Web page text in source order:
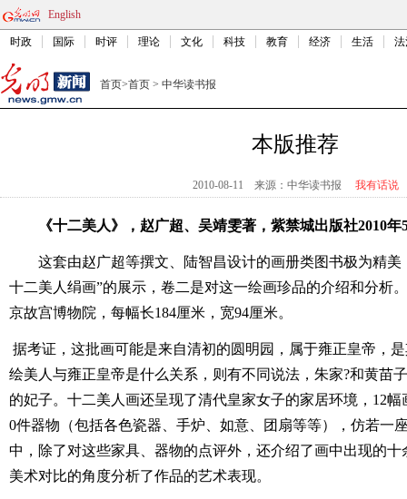
English
时政 国际 时评 理论 文化 科技 教育 经济 生活
首页>首页 > 中华读书报
本版推荐
2010-08-11 来源：中华读书报 我有话说
《十二美人》，赵广超、吴靖雯著，紫禁城出版社2010年
这套由赵广超等撰文、陆智昌设计的画册类图书极为精
十二美人绢画”的展示，卷二是对这一绘画珍品的介绍和分析
京故宫博物院，每幅长184厘米，宽94厘米。
据考证，这批画可能是来自清初的圆明园，属于雍正皇帝，
绘美人与雍正皇帝是什么关系，则有不同说法，朱家?和黄苗
的妃子。十二美人画还呈现了清代皇家女子的家居环境，12
0件器物（包括各色瓷器、手炉、如意、团扇等等），仿若一
中，除了对这些家具、器物的点评外，还介绍了画中出现的
美术对比的角度分析了作品的艺术表现。